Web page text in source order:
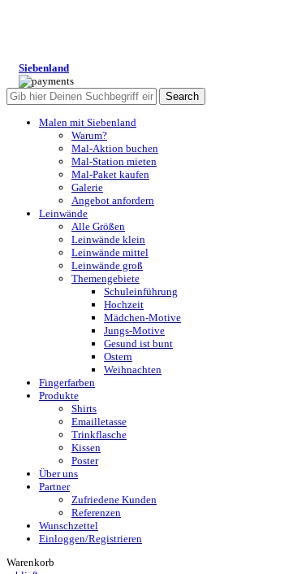
Siebenland
Search
Malen mit Siebenland
Warum?
Mal-Aktion buchen
Mal-Station mieten
Mal-Paket kaufen
Galerie
Angebot anfordern
Leinwände
Alle Größen
Leinwände klein
Leinwände mittel
Leinwände groß
Themengebiete
Schuleinführung
Hochzeit
Mädchen-Motive
Jungs-Motive
Gesund ist bunt
Ostern
Weihnachten
Fingerfarben
Produkte
Shirts
Emailletasse
Trinkflasche
Kissen
Poster
Über uns
Partner
Zufriedene Kunden
Referenzen
Wunschzettel
Einloggen/Registrieren
Warenkorb